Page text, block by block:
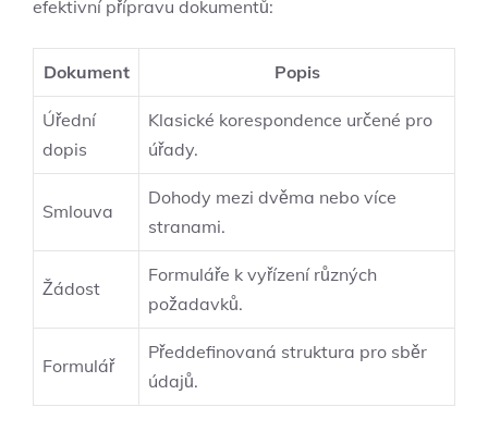
efektivní přípravu dokumentů:
Dokument Popis
Úřední
dopis
Klasické korespondence určené pro
úřady.
Smlouva
Dohody mezi dvěma nebo více
stranami.
Žádost
Formuláře k vyřízení různých
požadavků.
Formulář
Předdefinovaná struktura pro sběr
údajů.